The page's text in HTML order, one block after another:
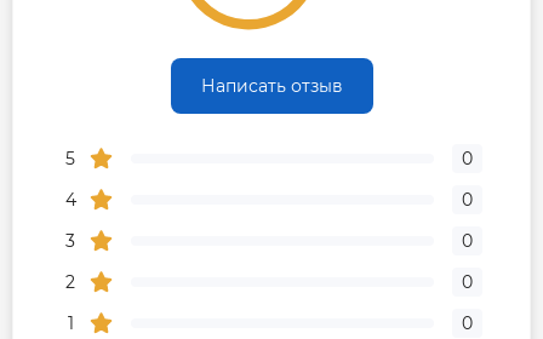
Написать отзыв
5
0
4
0
3
0
2
0
1
0